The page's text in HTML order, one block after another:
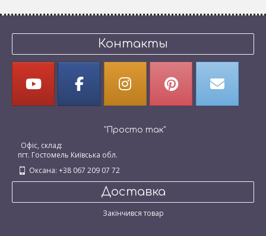
Контакты
"Просто так"
Офіс, склад:
пгт. Гостомель Київська обл.
Оксана: +38 067 209 07 72
Доставка
Закінчився товар